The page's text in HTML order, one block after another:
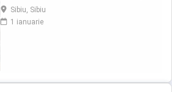
de 3.0-10 și Duro de 3.50-10 , trimit și în
țară,mai multe detalii despre acest subiect la
telefon, prețul este per bucata
Sibiu, Sibiu
1 ianuarie